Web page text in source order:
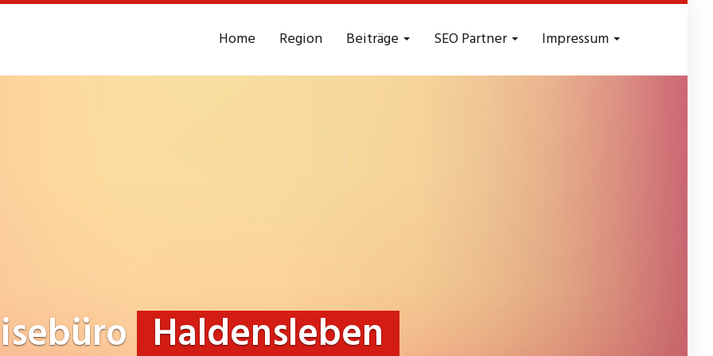
Home Region Beiträge SEO Partner Impressum
Haldensleben